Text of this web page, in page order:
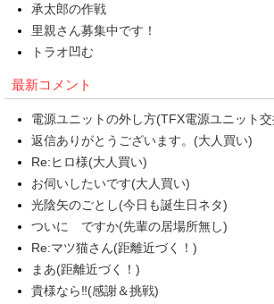
承太郎の作戦
里親さん募集中です！
トラオ凹む
最新コメント
電源ユニットの外し方(TFX電源ユニット
返信ありがとうございます。(大人買い)
Re:ヒロ様(大人買い)
お伺いしたいです(大人買い)
光陰矢のごとし(今日も誕生日ネタ)
ついに ですか(先輩の居場所無し)
Re:マツ猫さん(距離近づく！)
まあ(距離近づく！)
貴様なら‼(感謝＆挑戦)